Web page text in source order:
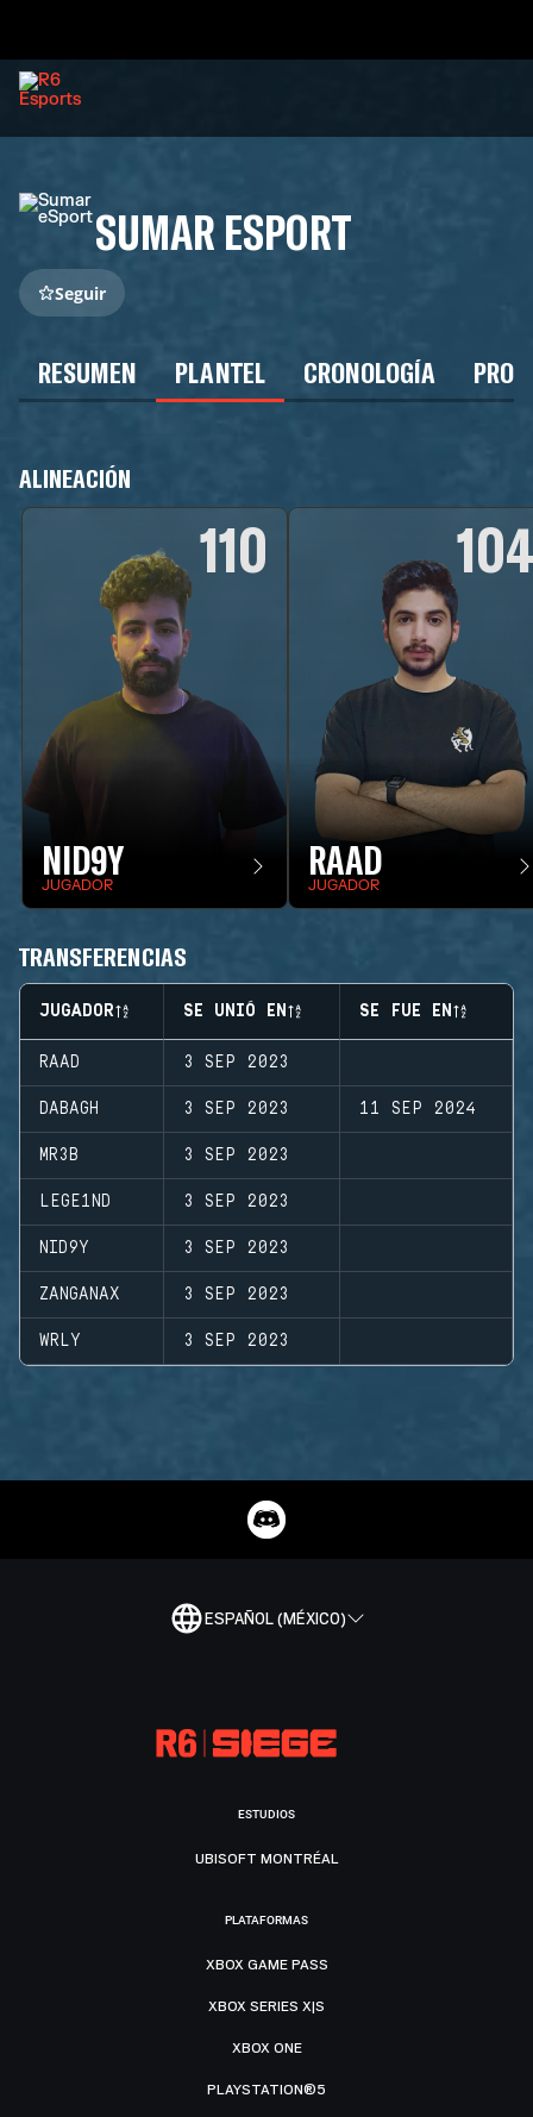
SUMAR ESPORT
Seguir
RESUMEN PLANTEL CRONOLOGÍA
ALINEACIÓN
110
NID9Y
JUGADOR
104
RAAD
JUGADOR
TRANSFERENCIAS
JUGADOR SE UNIÓ EN SE FUE EN
RAAD 3 SEP 2023
DABAGH 3 SEP 2023 11 SEP 2024
MR3B 3 SEP 2023
LEGE1ND 3 SEP 2023
NID9Y 3 SEP 2023
ZANGANAX 3 SEP 2023
WRLY 3 SEP 2023
ESPAÑOL (MÉXICO)
ESTUDIOS
UBISOFT MONTRÉAL
PLATAFORMAS
XBOX GAME PASS
XBOX SERIES X|S
XBOX ONE
PLAYSTATION®5